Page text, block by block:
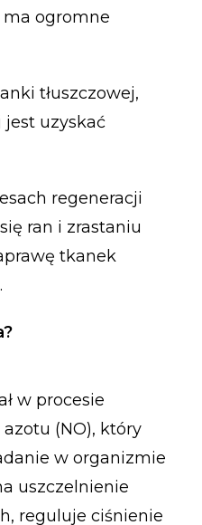
ogromne
tłuszczowej,
jest uzyskać
regeneracji
ran i zrastaniu
tkanek
w procesie
(NO), który
w organizmie
uszczelnienie
reguluje ciśnienie